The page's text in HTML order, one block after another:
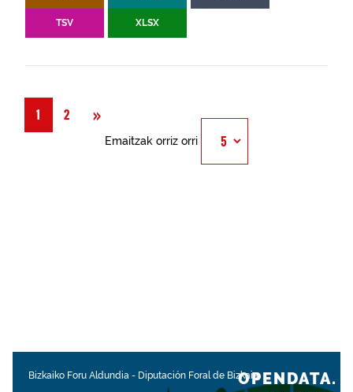
TSV XLSX
1 2 »
Emaitzak orriz orri
Bizkaiko Foru Aldundia - Diputación Foral de BizkaiaOPENDATA.